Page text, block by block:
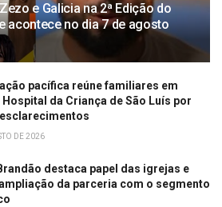
e Galicia na 2ª Edição do
acontece no dia 7 de agosto
pacífica reúne familiares em
da Criança de São Luís por
DE 2026
destaca papel das igrejas e
da parceria com o segmento